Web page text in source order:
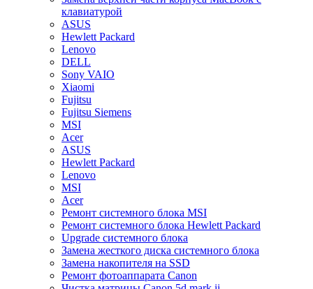
клавиатурой
ASUS
Hewlett Packard
Lenovo
DELL
Sony VAIO
Xiaomi
Fujitsu
Fujitsu Siemens
MSI
Acer
ASUS
Hewlett Packard
Lenovo
MSI
Acer
Ремонт системного блока MSI
Ремонт системного блока Hewlett Packard
Upgrade системного блока
Замена жесткого диска системного блока
Замена накопителя на SSD
Ремонт фотоаппарата Canon